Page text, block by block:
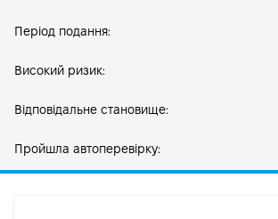
Період подання:
Високий ризик:
Відповідальне становище:
Пройшла автоперевірку: